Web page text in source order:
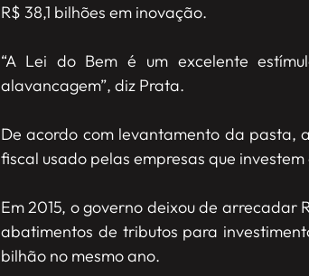
R$ 38,1 bilhões em inovação.
“A Lei do Bem é um excelente
alavancagem”, diz Prata.
De acordo com levantamento da pasta,
fiscal usado pelas empresas que
Em 2015, o governo deixou de
abatimentos de tributos para
bilhão no mesmo ano.